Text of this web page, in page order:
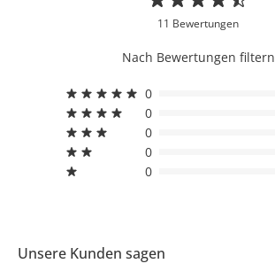
11 Bewertungen
Nach Bewertungen filtern
0
0
0
0
0
Unsere Kunden sagen